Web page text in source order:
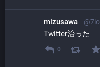
mizusawa
Twitter治った
0